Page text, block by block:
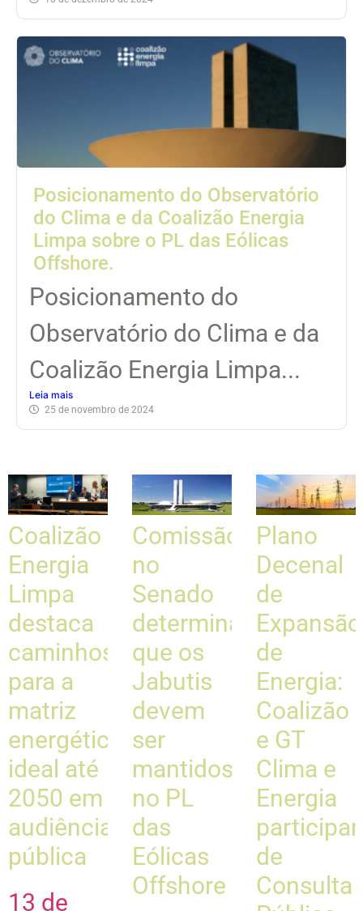
Posicionamento do Observatório
do Clima e da Coalizão Energia
Limpa sobre o PL das Eólicas
Offshore.
Posicionamento do
Observatório do Clima e da
Coalizão Energia Limpa...
Leia mais
25 de novembro de 2024
Coalizão
Energia
Limpa
destaca
caminhos
para a
matriz
energética
ideal até
2050 em
audiência
pública
13 de
Comissão
no
Senado
determina
que os
Jabutis
devem
ser
mantidos
no PL
das
Eólicas
Offshore
Plano
Decenal
de
Expansão
de
Energia:
Coalizão
e GT
Clima e
Energia
de
Consulta